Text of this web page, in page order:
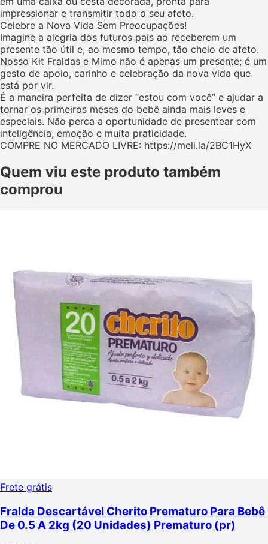
impressionar e transmitir todo o seu afeto.
Celebre a Nova Vida Sem Preocupações!
Imagine a alegria dos futuros pais ao receberem um
presente tão útil e, ao mesmo tempo, tão cheio de afeto.
Nosso Kit Fraldas e Mimo não é apenas um presente; é um
gesto de apoio, carinho e celebração da nova vida que
está por vir.
É a maneira perfeita de dizer “estou com você” e ajudar a
tornar os primeiros meses do bebê ainda mais leves e
especiais. Não perca a oportunidade de presentear com
inteligência, emoção e muita praticidade.
COMPRE NO MERCADO LIVRE: https://meli.la/2BC1HyX
Quem viu este produto também
comprou
Frete grátis
Fralda Descartável Cherito Prematuro Para Bebê
De 0.5 A 2kg (20 Unidades) Prematuro (pr)